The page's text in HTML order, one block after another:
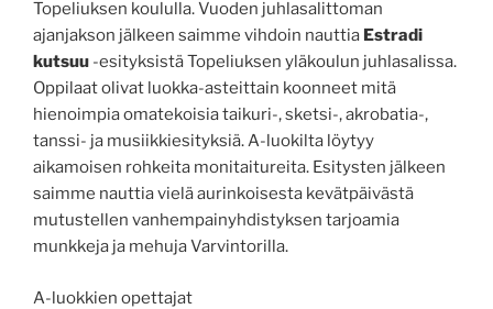
Topeliuksen koululla. Vuoden juhlasalittoman
ajanjakson jälkeen saimme vihdoin nauttia Estradi
kutsuu -esityksistä Topeliuksen yläkoulun juhlasalissa.
Oppilaat olivat luokka-asteittain koonneet mitä
hienoimpia omatekoisia taikuri-, sketsi-, akrobatia-,
tanssi- ja musiikkiesityksiä. A-luokilta löytyy
aikamoisen rohkeita monitaitureita. Esitysten jälkeen
saimme nauttia vielä aurinkoisesta kevätpäivästä
mutustellen vanhempainyhdistyksen tarjoamia
munkkeja ja mehuja Varvintorilla.
A-luokkien opettajat